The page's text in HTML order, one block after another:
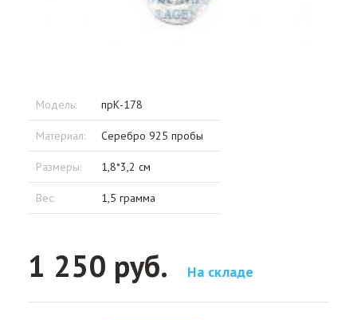
Модель: прК-178
Материал: Серебро 925 пробы
Размеры: 1,8*3,2 см
Вес: 1,5 грамма
1 250 руб. На складе